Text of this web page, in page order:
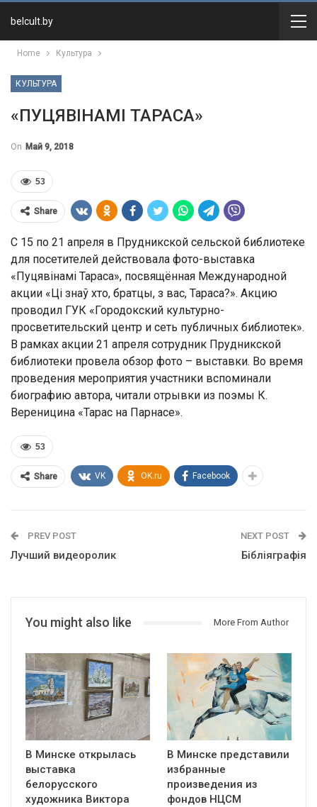
belcult.by
Home Культура
КУЛЬТУРА
«ПУЦЯВІНАМІ ТАРАСА»
On Май 9, 2018
53
Share
С 15 по 21 апреля в Прудникской сельской библиотеке
для посетителей действовала фото-выставка
«Пуцявінамі Тараса», посвящённая Международной
акции «Ці знаў хто, братцы, з вас, Тараса?». Акцию
проводил ГУК «Городокский культурно-
просветительский центр и сеть публичных библиотек».
В рамках акции 21 апреля сотрудник Прудникской
библиотеки провела обзор фото – выставки. Во время
проведения мероприятия участники вспоминали
биографию автора, читали отрывки из поэмы К.
Вереницина «Тарас на Парнасе».
53
Share VK OK.ru Facebook
PREV POST
Лучший видеоролик
NEXT POST
Бібліяграфія
You might also like More From Author
В Минске открылась
выставка
белорусского
художника Виктора
В Минске представили
избранные
произведения из
фондов НЦСМ